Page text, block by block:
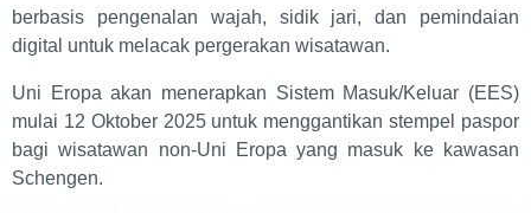
berbasis pengenalan wajah, sidik jari, dan pemindaian
digital untuk melacak pergerakan wisatawan.
Uni Eropa akan menerapkan Sistem Masuk/Keluar (EES)
mulai 12 Oktober 2025 untuk menggantikan stempel paspor
bagi wisatawan non-Uni Eropa yang masuk ke kawasan
Schengen.